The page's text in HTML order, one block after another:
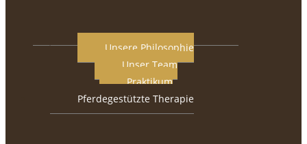
Unsere Philosophie
Unser Team
Praktikum
Pferdegestützte Therapie